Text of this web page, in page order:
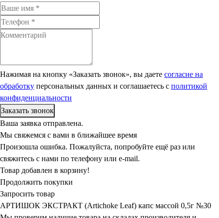
Нажимая на кнопку «Заказать звонок», вы даете согласие на
обработку персональных данных и соглашаетесь c политикой
конфиденциальности
Ваша заявка отправлена.
Мы свяжемся с вами в ближайшее время
Произошла ошибка. Пожалуйста, попробуйте ещё раз или
свяжитесь с нами по телефону или e-mail.
Товар добавлен в корзину!
Продолжить покупки
Запросить товар
АРТИШОК ЭКСТРАКТ (Artiсhоke Leaf) капс массой 0,5г №30